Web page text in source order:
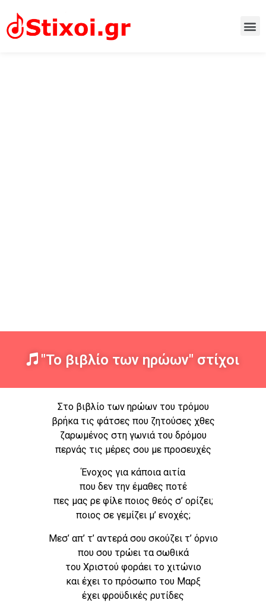
"Το βιβλίο των ηρώων" στίχοι
Στο βιβλίο των ηρώων του τρόμου
βρήκα τις φάτσες που ζητούσες χθες
ζαρωμένος στη γωνιά του δρόμου
περνάς τις μέρες σου με προσευχές
Ένοχος για κάποια αιτία
που δεν την έμαθες ποτέ
πες μας ρε φίλε ποιος θεός σ’ ορίζει;
ποιος σε γεμίζει μ’ ενοχές;
Μεσ’ απ’ τ’ αντερά σου σκούζει τ’ όρνιο
που σου τρώει τα σωθικά
του Χριστού φοράει το χιτώνιο
και έχει το πρόσωπο του Μαρξ
έχει φροϋδικές ρυτίδες